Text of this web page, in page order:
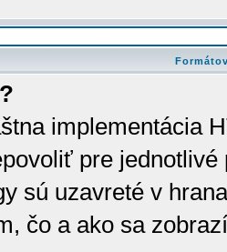
implementácia
pre
sú uzavreté v
čo a ako sa